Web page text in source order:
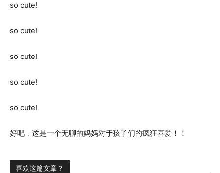
so cute!
so cute!
so cute!
so cute!
so cute!
好吧，这是一个无聊的妈妈对于孩子们的疯狂喜爱！！
喜欢这篇文章？